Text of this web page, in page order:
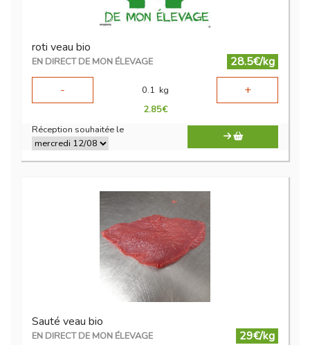
roti veau bio
EN DIRECT DE MON ÉLEVAGE
28.5€/kg
-
0.1 kg +
2.85€
Réception souhaitée le
Sauté veau bio
EN DIRECT DE MON ÉLEVAGE
29€/kg